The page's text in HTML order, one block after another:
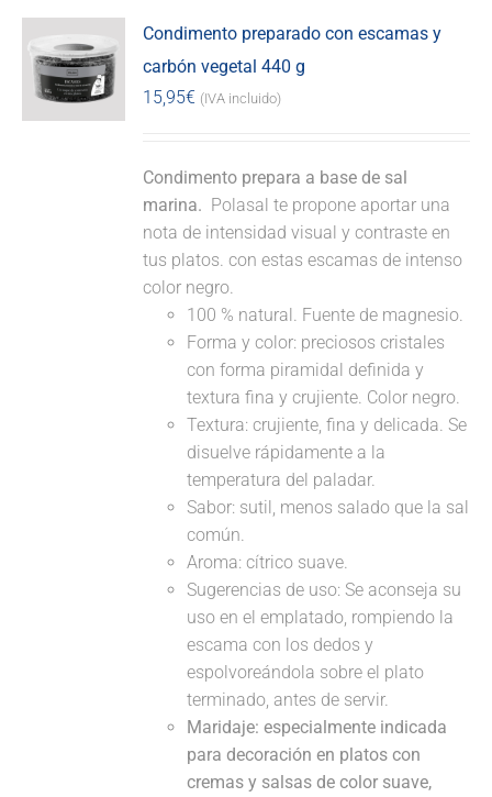
Condimento preparado con escamas y
carbón vegetal 440 g
15,95€ (IVA incluido)
Condimento prepara a base de sal
marina. Polasal te propone aportar una
nota de intensidad visual y contraste en
tus platos. con estas escamas de intenso
color negro.
100 % natural. Fuente de magnesio.
Forma y color: preciosos cristales
con forma piramidal definida y
textura fina y crujiente. Color negro.
Textura: crujiente, fina y delicada. Se
disuelve rápidamente a la
temperatura del paladar.
Sabor: sutil, menos salado que la sal
común.
Aroma: cítrico suave.
Sugerencias de uso: Se aconseja su
uso en el emplatado, rompiendo la
escama con los dedos y
espolvoreándola sobre el plato
terminado, antes de servir.
Maridaje: especialmente indicada
para decoración en platos con
cremas y salsas de color suave,